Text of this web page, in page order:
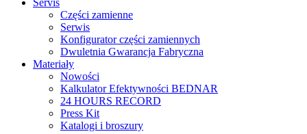
Servis
Części zamienne
Serwis
Konfigurator części zamiennych
Dwuletnia Gwarancja Fabryczna
Materiały
Nowości
Kalkulator Efektywności BEDNAR
24 HOURS RECORD
Press Kit
Katalogi i broszury